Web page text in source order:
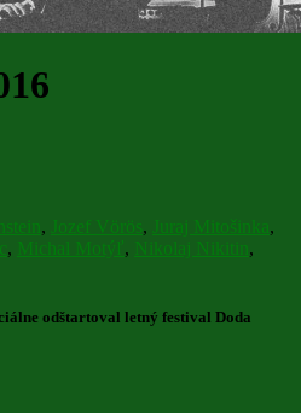
, Jozef Vörös, Juraj Mitošinka,
, Michal Motýľ, Nikolaj Nikitin,
odštartoval letný festival Doda